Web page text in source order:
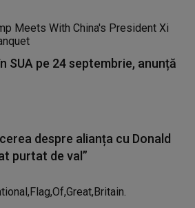
SUA pe 24 septembrie, anunță
despre alianța cu Donald
purtat de val”